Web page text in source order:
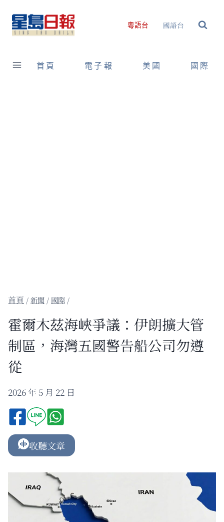
content
粵語台 國語台
首頁 電子報 美國 國際
/新聞 / 國際 /
霍爾木茲海峽爭議：伊朗擴大管
制區，海灣五國警告船公司勿遵
從
2026 年 5 月 22 日
收聽文章